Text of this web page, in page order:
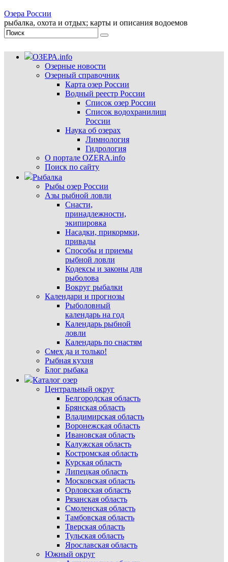
Озера России
рыбалка, охота и отдых; карты и описания водоемов
ОЗЕРА.info
Озерные новости
Озерный справочник
Карта озер России
Водный реестр России
Список озер России
Список водохранилищ
России
Наука об озерах
Лимнология
Гидрология
О портале OZERA.info
Поиск по сайту
Рыбалка
Рыбы озер России
Азы рыбной ловли
Снасти,
принадлежности,
экипировка
Насадки, прикормки,
привады
Способы и приемы
рыбной ловли
Кодексы и законы для
рыболова
Вокруг рыбалки
Календари и прогнозы
Рыболовный
календарь на год
Календарь рыбной
ловли
Календарь по снастям
Смех да и только!
Рыбная кухня
Блог рыбака
Каталог озер
Центральный округ
Белгородская область
Брянская область
Владимирская область
Воронежская область
Ивановская область
Калужская область
Костромская область
Курская область
Липецкая область
Московская область
Орловская область
Рязанская область
Смоленская область
Тамбовская область
Тверская область
Тульская область
Ярославская область
Южный округ